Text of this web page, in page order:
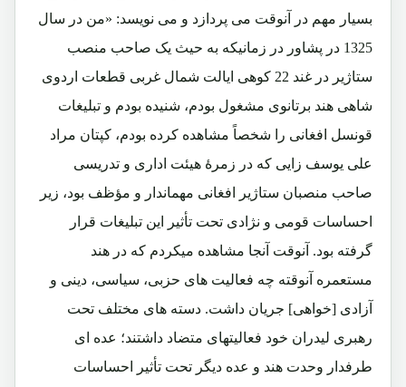
بسیار مهم در آنوقت می پردازد و می نویسد: «من در سال
1325 در پشاور در زمانیکه به حیث یک صاحب منصب
ستاژیر در غند 22 کوهی ایالت شمال غربی قطعات اردوی
شاهی هند برتانوی مشغول بودم، شنیده بودم و تبلیغات
قونسل افغانی را شخصاً مشاهده کرده بودم، کپتان مراد
علی یوسف زایی که در زمرۀ هیئت اداری و تدریسی
صاحب منصبان ستاژیر افغانی مهماندار و مؤظف بود، زیر
احساسات قومی و نژادی تحت تأثیر این تبلیغات قرار
گرفته بود. آنوقت آنجا مشاهده میکردم که در هند
مستعمره آنوقته چه فعالیت های حزبی، سیاسی، دینی و
آزادی [خواهی] جریان داشت. دسته های مختلف تحت
رهبری لیدران خود فعالیتهای متضاد داشتند؛ عده ای
طرفدار وحدت هند و عده دیگر تحت تأثیر احساسات